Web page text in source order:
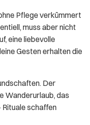
Pflege verkümmert
muss aber nicht
eine liebevolle
Gesten erhalten die
Der
Wanderurlaub, das
schaffen